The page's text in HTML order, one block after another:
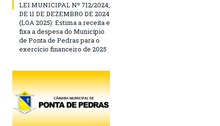
LEI MUNICIPAL Nº 712/2024,
DE 11 DE DEZEMBRO DE 2024
(LOA 2025): Estima a receita e
fixa a despesa do Município
de Ponta de Pedras para o
exercício financeiro de 2025